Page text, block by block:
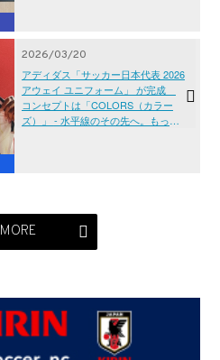
2026/03/20
アディダス「サッカー日本代表 2026
アウェイ ユニフォーム」 が完成
コンセプトは「COLORS（カラー
ズ）」 - 水平線のその先へ。もっ
MORE